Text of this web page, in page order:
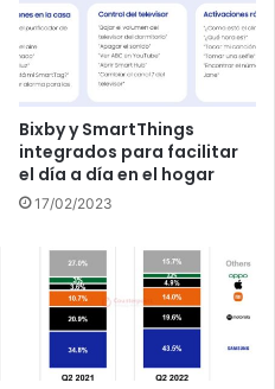
Bixby y SmartThings
integrados para facilitar
el día a día en el hogar
17/02/2023